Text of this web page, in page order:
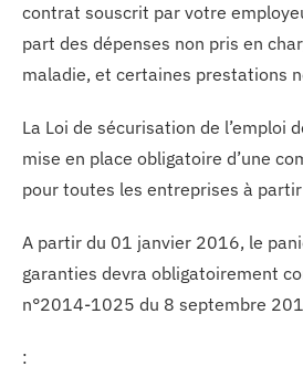
contrat souscrit par votre
part des dépenses non pris en
maladie, et certaines prestations
La Loi de sécurisation de l’emploi
mise en place obligatoire d’une
pour toutes les entreprises à
A partir du 01 janvier 2016, le
garanties devra obligatoirement
n°2014-1025 du 8 septembre
: